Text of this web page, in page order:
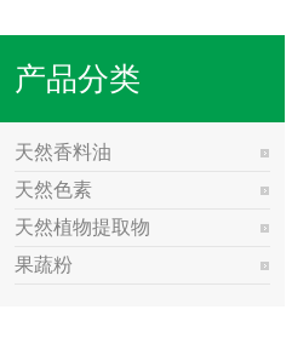
产品分类
天然香料油
天然色素
天然植物提取物
果蔬粉